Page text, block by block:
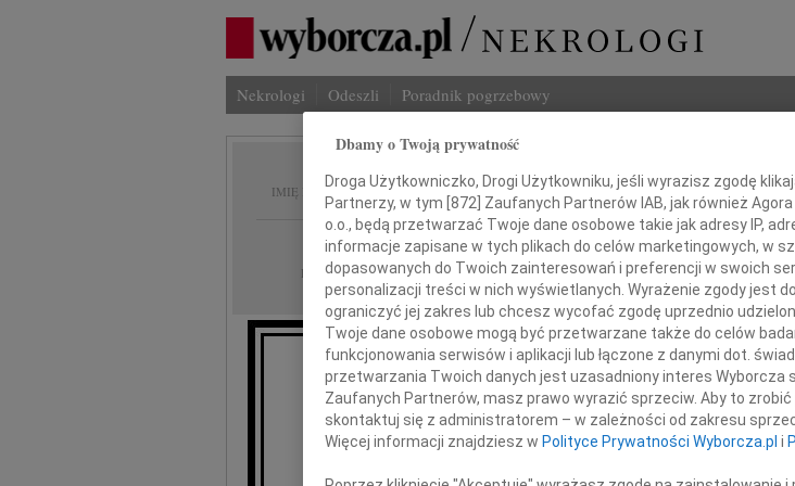
Nekrologi Odeszli Poradnik pogrzebowy
IMIĘ I NAZWISKO: Anna Migalska
REGION: Częstochowa
DATA EMISJI: 21.11.2025
Z głębokim smutkiem przyjąłem wiadomość o śmierci
Dbamy o Twoją prywatność
Droga Użytkowniczko, Drogi Użytkowniku, jeśli wyrazisz zgodę
Partnerzy, w tym [872] Zaufanych Partnerów IAB, jak również
o.o., będą przetwarzać Twoje dane osobowe takie jak adresy IP,
informacje zapisane w tych plikach do celów marketingowych, w
dopasowanych do Twoich zainteresowań i preferencji w swoich
personalizacji treści w nich wyświetlanych. Wyrażenie zgody jest
ograniczyć jej zakres lub chcesz wycofać zgodę uprzednio
Twoje dane osobowe mogą być przetwarzane także do celów
funkcjonowania serwisów i aplikacji lub łączone z danymi dot.
przetwarzania Twoich danych jest uzasadniony interes Wyborcza
Zaufanych Partnerów, masz prawo wyrazić sprzeciw. Aby to
skontaktuj się z administratorem – w zależności od zakresu
Więcej informacji znajdziesz w Polityce Prywatności Wyborcza.pl i